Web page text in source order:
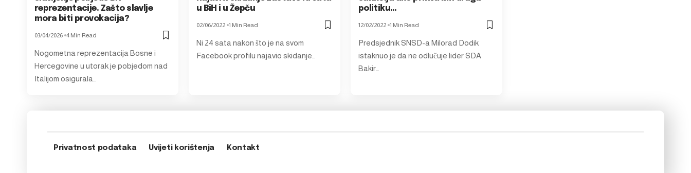
reprezentacije. Zašto slavlje
mora biti provokacija?
03/04/2026 4 Min Read
Nogometna reprezentacija Bosne i
Hercegovine u utorak je pobjedom nad
Italijom osigurala…
u BiH i u Žepču
02/06/2022 1 Min Read
Ni 24 sata nakon što je na svom
Facebook profilu najavio skidanje…
politiku…
12/02/2022 1 Min Read
Predsjednik SNSD-a Milorad Dodik
istaknuo je da ne odlučuje lider SDA
Bakir…
Privatnost podataka Uvijeti korištenja Kontakt